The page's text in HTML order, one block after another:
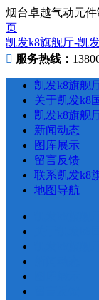
烟台卓越气动元件
页
凯发k8旗舰厅-凯
服务热线：
凯发k8旗舰
关于凯发k8
凯发k8旗舰
新闻动态
图库展示
留言反馈
联系凯发k8
地图导航